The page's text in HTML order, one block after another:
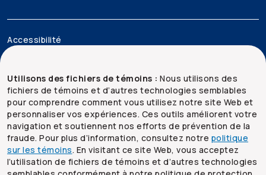
Utilisons des fichiers de témoins : Nous utilisons des
fichiers de témoins et d’autres technologies semblables
pour comprendre comment vous utilisez notre site Web et
personnaliser vos expériences. Ces outils améliorent votre
navigation et soutiennent nos efforts de prévention de la
fraude. Pour plus d’information, consultez notre politique
sur les témoins. En visitant ce site Web, vous acceptez
l’utilisation de fichiers de témoins et d’autres technologies
Accessibilité
Sécurité et confidentialité
Plan du site